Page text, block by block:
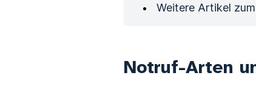
Weitere Artikel
Notruf-Arten